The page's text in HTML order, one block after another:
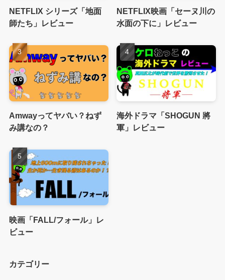
NETFLIX シリーズ「地面
師たち」レビュー
NETFLIX映画「セーヌ川の
水面の下に」レビュー
Amwayってヤバい？ねず
み講なの？
海外ドラマ「SHOGUN 將
軍」レビュー
映画「FALL/フォール」レ
ビュー
カテゴリー